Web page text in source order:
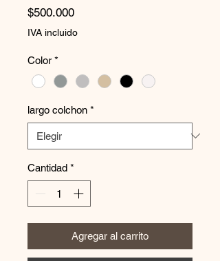
$500.000Precio
IVA incluido
Color *
largo colchon *
Cantidad *
Agregar al carrito